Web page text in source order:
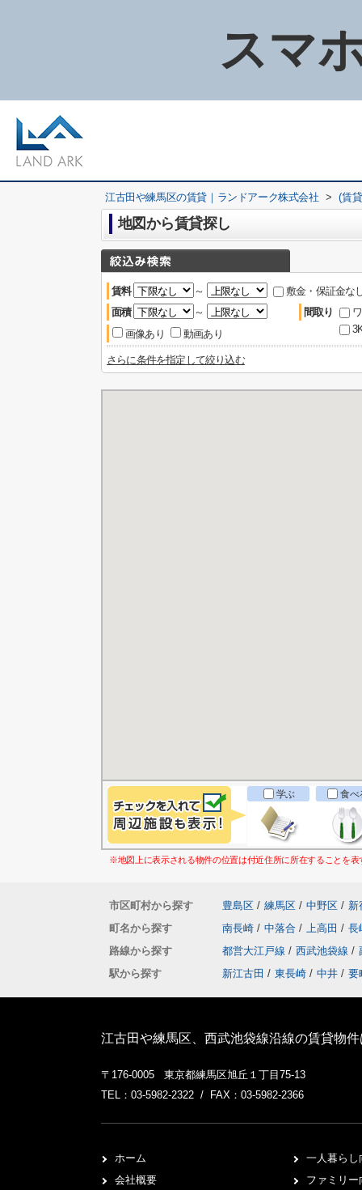
スマ
江古田や練馬区の賃貸｜ランドアーク株式会社 > (賃
地図から賃貸探し
賃料 ～
敷金・保証金な
面積
～
画像あり
動画あり
間取り
さらに条件を指定して絞り込む
学ぶ 食べ
※地図上に表示される物件の位置は付近住所に所在することを
市区町村から探す 豊島区 / 練馬区 / 中野区 / 新
町名から探す
南長崎 / 中落合 / 上高田 /
路線から探す
都営大江戸線 / 西武池袋線 /
駅から探す
新江古田 / 東長崎 / 中井 / 要
江古田や練馬区、西武池袋線沿線の賃貸物
〒176-0005 東京都練馬区旭丘１丁目75-13
TEL：03-5982-2322 / FAX：03-5982-2366
ホーム
会社概要
一人暮らし
ファミリー